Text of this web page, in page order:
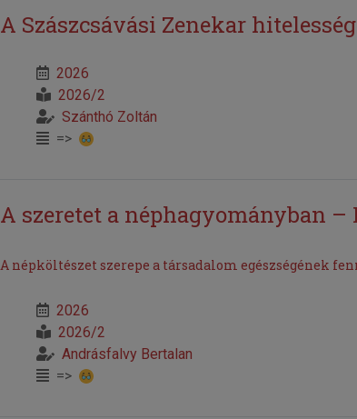
A Szászcsávási Zenekar
2026
2026/2
Szánthó Zoltán
=>
A szeretet a néphagyományban –
A népköltészet szerepe a társadalom egészségének
2026
2026/2
Andrásfalvy Bertalan
=>